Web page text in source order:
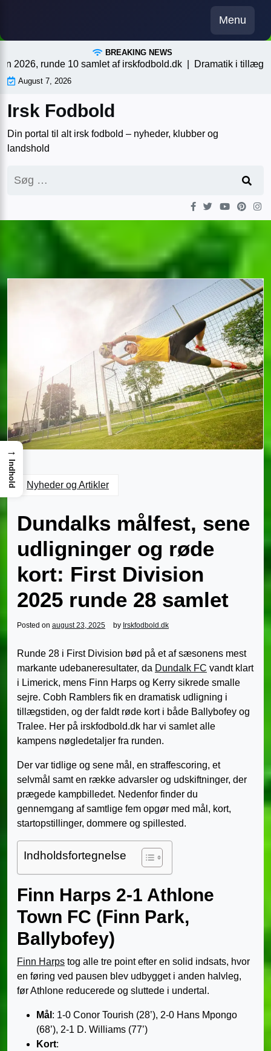
content
Menu
BREAKING NEWS
runde 10 samlet af irskfodbold.dk |Dramatik i tillægstiden,
August 7, 2026
Irsk Fodbold
Din portal til alt irsk fodbold – nyheder, klubber og
landshold
efter:
Nyheder og Artikler
Dundalks målfest, sene
udligninger og røde
kort: First Division
2025 runde 28 samlet
Posted on august 23, 2025 by Irskfodbold.dk
Runde 28 i First Division bød på et af sæsonens mest
markante udebaneresultater, da Dundalk FC vandt klart
i Limerick, mens Finn Harps og Kerry sikrede smalle
sejre. Cobh Ramblers fik en dramatisk udligning i
tillægstiden, og der faldt røde kort i både Ballybofey og
Tralee. Her på irskfodbold.dk har vi samlet alle
kampens nøgledetaljer fra runden.
Der var tidlige og sene mål, en straffescoring, et
selvmål samt en række advarsler og udskiftninger, der
prægede kampbilledet. Nedenfor finder du
gennemgang af samtlige fem opgør med mål, kort,
startopstillinger, dommere og spillested.
Indholdsfortegnelse
Finn Harps 2-1 Athlone
Town FC (Finn Park,
Ballybofey)
Finn Harps tog alle tre point efter en solid indsats, hvor
en føring ved pausen blev udbygget i anden halvleg,
før Athlone reducerede og sluttede i undertal.
Mål : 1-0 Conor Tourish (28’), 2-0 Hans Mpongo
(68’), 2-1 D. Williams (77’)
Kort:
→
Indhold